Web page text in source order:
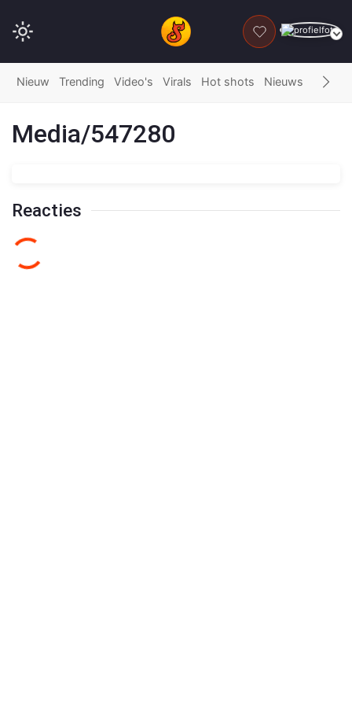
DONEER
Nieuw Trending Video's Virals Hot shots Nieuws Fails
Media/547280
Reacties